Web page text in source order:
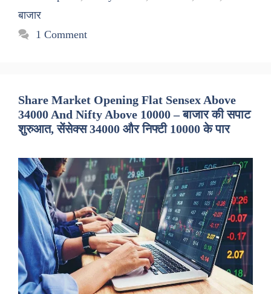
बाजार
1 Comment
Share Market Opening Flat Sensex Above
34000 And Nifty Above 10000 – बाजार की सपाट
शुरुआत, सेंसेक्स 34000 और निफ्टी 10000 के पार